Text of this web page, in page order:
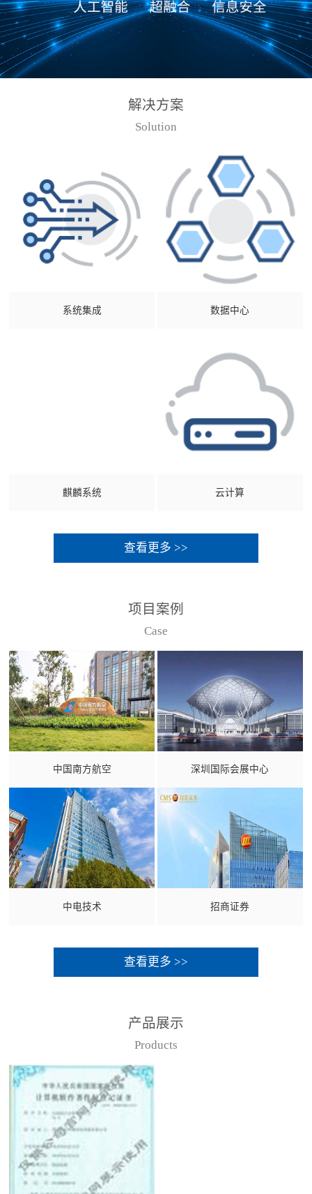
解决方案
Solution
系统集成 数据中心
麒麟系统 云计算
查看更多 >>
项目案例
Case
中国南方航空 深圳国际会展中心
中电技术 招商证券
查看更多 >>
产品展示
Products